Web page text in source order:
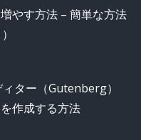
やす方法 – 簡単な方法
ター（Gutenberg）
作成する方法